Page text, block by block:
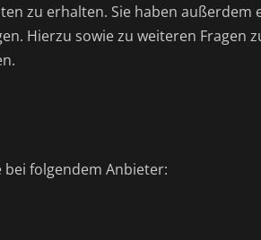
zu erhalten. Sie haben außerdem
Hierzu sowie zu weiteren Fragen
folgendem Anbieter: